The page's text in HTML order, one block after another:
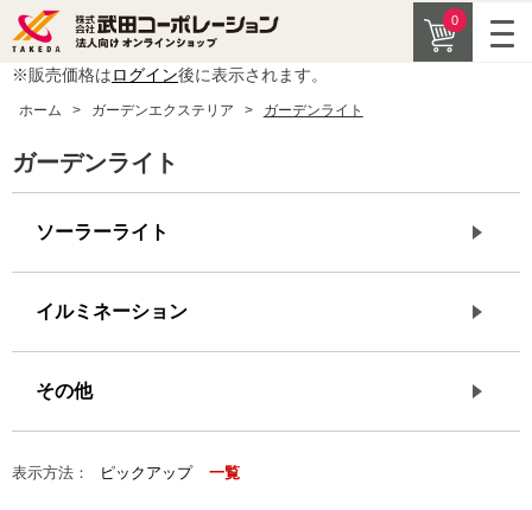
0
※販売価格はログイン後に表示されます。
ホーム > ガーデンエクステリア > ガーデンライト
ガーデンライト
ソーラーライト
イルミネーション
その他
表示方法： ピックアップ 一覧